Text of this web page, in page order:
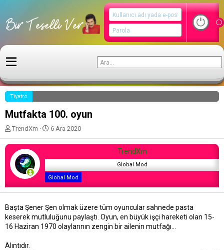
Tiyatro
Mutfakta 100. oyun
K
o
n
u
u
a
l
a
t
n
TrendXm
B
a
ş
n
g
ı
t
a
r
6 Ara 2020
TrendXm
Global Mod
Global Mod
Başta Şener Şen olmak üzere tüm oyuncular sahnede pasta
keserek mutluluğunu paylaştı. Oyun, en büyük işçi hareketi olan 15-
16 Haziran 1970 olaylarının zengin bir ailenin mutfağı...
Alıntıdır.